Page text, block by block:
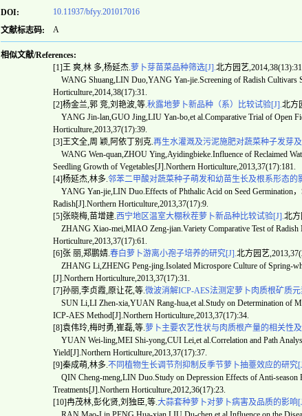
DOI:
10.11937/bfyy.201017016
文献标志码:
A
相似文献/References:
[1]王 爽,林 多,杨延杰.萝卜芽苗菜品种筛选[J].北方园艺
WANG Shuang,LIN Duo,YANG Yan-jie.Screening of Radish Cultivars
Horticulture,2014,38(17):31.
[2]杨金兰,郭 竞,刘艳波,等.秋露地萝卜新品种（系）比较试验[J].北方
YANG Jin-lan,GUO Jing,LIU Yan-bo,et al.Comparative Trial of Open
Horticulture,2013,37(17):39.
[3]王文全,周 颖,阿依丁别克.再生水灌溉及污泥施肥对蔬菜种子发芽
WANG Wen-quan,ZHOU Ying,Ayidingbieke.Influence of Reclaimed
Seedling Growth of Vegetables[J].Northern Horticulture,2013,37(17):181.
[4]杨延杰,林多.邻苯二甲酸对蔬菜种子萌发和幼苗生长及根系形态的
YANG Yan-jie,LIN Duo.Effects of Phthalic Acid on Seed Germination
Radish[J].Northern Horticulture,2013,37(17):9.
[5]张晓梅,苗增建.西宁地区温室大棚秋茬萝卜新品种比较试验[J].北方
ZHANG Xiao-mei,MIAO Zeng-jian.Variety Comparative Test of
Horticulture,2013,37(17):61.
[6]张 丽,郑鹏婧.春白萝卜游离小孢子培养的研究[J].北方园艺
ZHANG Li,ZHENG Peng-jing.Isolated Microspore Culture of Spring-
[J].Northern Horticulture,2013,37(17):31.
[7]孙丽,李贞霞,原让花,等.微波消解ICP-AES法测定萝卜肉质根矿质
SUN Li,LI Zhen-xia,YUAN Rang-hua,et al.Study on Determination of
ICP-AES Method[J].Northern Horticulture,2013,37(17):34.
[8]袁伟玲,梅时勇,崔磊,等.萝卜主要农艺性状与肉质根产量的相关性
YUAN Wei-ling,MEI Shi-yong,CUI Lei,et al.Correlation and Path
Yield[J].Northern Horticulture,2013,37(17):37.
[9]秦成萌,林多.不同植物生长调节剂抑制反季节萝卜抽薹效应的研究
QIN Cheng-meng,LIN Duo.Study on Depression Effects of Anti-
Treatments[J].Northern Horticulture,2012,36(17):23.
[10]冉茂林,彭化贤,刘独臣,等.大蒜套种萝卜对萝卜病害及品质的影响